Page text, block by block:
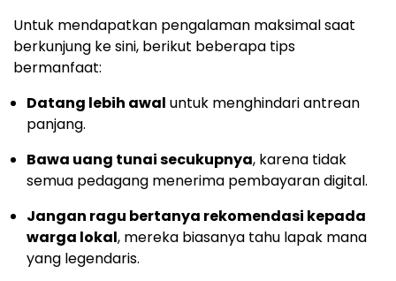
Untuk mendapatkan pengalaman maksimal saat
berkunjung ke sini, berikut beberapa tips
bermanfaat:
Datang lebih awal untuk menghindari antrean
panjang.
Bawa uang tunai secukupnya, karena tidak
semua pedagang menerima pembayaran digital.
Jangan ragu bertanya rekomendasi kepada
warga lokal, mereka biasanya tahu lapak mana
yang legendaris.